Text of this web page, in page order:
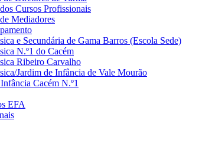
Cursos Profissionais
Mediadores
e Secundária de Gama Barros (Escola Sede)
N.º1 do Cacém
Ribeiro Carvalho
Jardim de Infância de Vale Mourão
Cacém N.º1
EFA